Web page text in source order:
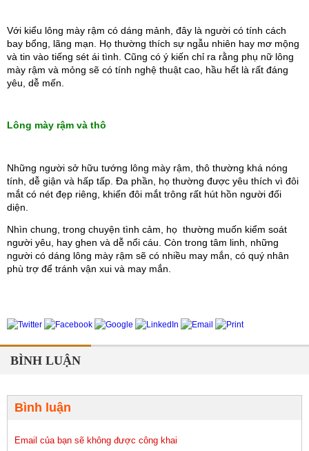
Với kiểu lông mày rậm có dáng mảnh, đây là người có tính cách
bay bổng, lãng mạn. Họ thường thích sự ngẫu nhiên hay mơ mộng
và tin vào tiếng sét ái tình. Cũng có ý kiến chỉ ra rằng phụ nữ lông
mày rậm và mỏng sẽ có tính nghệ thuật cao, hầu hết là rất đáng
yêu, dễ mến.
Lông mày rậm và thô
Những người sở hữu tướng lông mày rậm, thô thường khá nóng
tính, dễ giận và hấp tấp. Đa phần, họ thường được yêu thích vì đôi
mắt có nét đẹp riêng, khiến đôi mắt trông rất hút hồn người đối
diện.
Nhìn chung, trong chuyện tình cảm, họ  thường muốn kiểm soát
người yêu, hay ghen và dễ nổi cáu. Còn trong tâm linh, những
người có dáng lông mày rậm sẽ có nhiều may mắn, có quý nhân
phù trợ để tránh vận xui và may mắn.
BÌNH LUẬN
Bình luận
Email của bạn sẽ không được công khai